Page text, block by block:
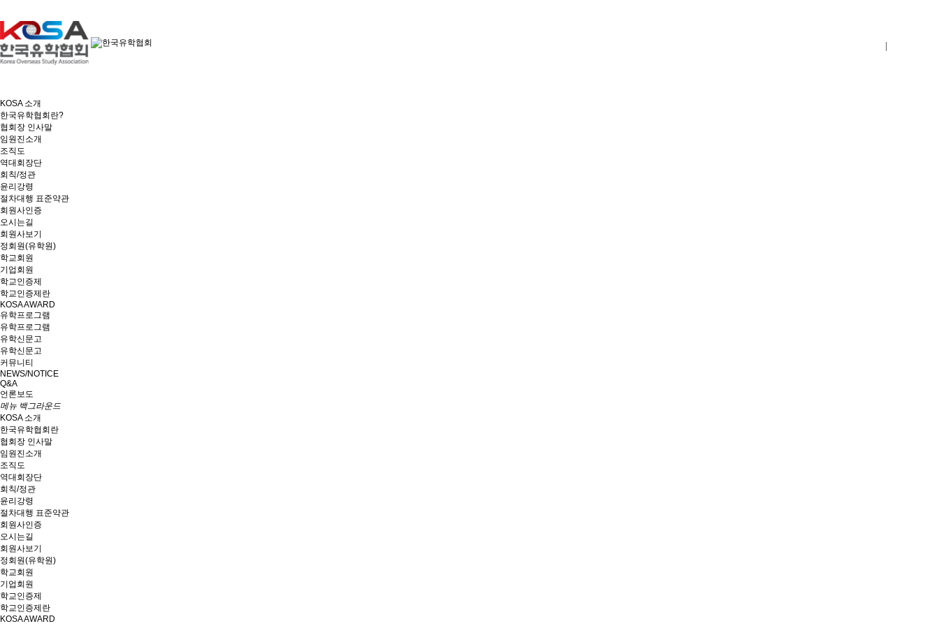
KOSA 소개
한국유학협회란?
협회장 인사말
임원진소개
조직도
역대회장단
회칙/정관
윤리강령
절차대행 표준약관
회원사인증
오시는길
회원사보기
정회원(유학원)
학교회원
기업회원
학교인증제
학교인증제란
KOSA AWARD
유학프로그램
유학프로그램
유학신문고
유학신문고
커뮤니티
NEWS/NOTICE
Q&A
언론보도
메뉴 백그라운드
KOSA 소개
한국유학협회란
협회장 인사말
임원진소개
조직도
역대회장단
회칙/정관
윤리강령
절차대행 표준약관
회원사인증
오시는길
회원사보기
정회원(유학원)
학교회원
기업회원
학교인증제
학교인증제란
KOSA AWARD